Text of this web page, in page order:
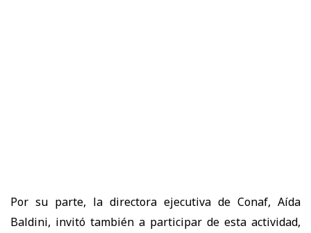
Por su parte, la directora ejecutiva de Conaf, Aída
Baldini, invitó también a participar de esta actividad,